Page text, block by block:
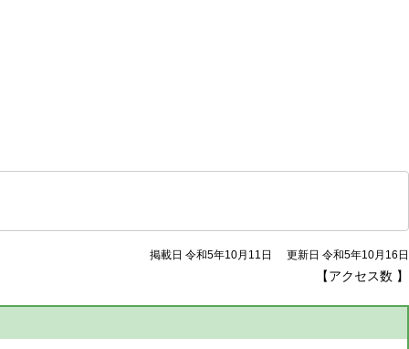
掲載日 令和5年10月11日 更新日 令和5年10月16日
【アクセス数 】